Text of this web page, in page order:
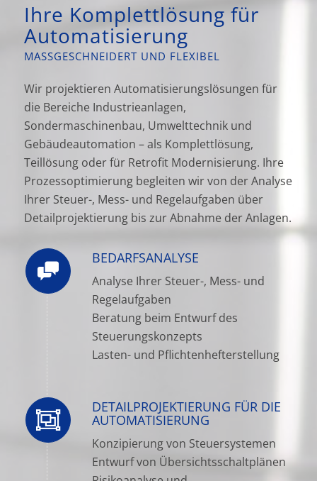
Ihre Komplettlösung für
Automatisierung
MASSGESCHNEIDERT UND FLEXIBEL
Wir projektieren Automatisierungslösungen für
die Bereiche Industrieanlagen,
Sondermaschinenbau, Umwelt­technik und
Gebäudeautomation – als Komplettlösung,
Teillösung oder für Retrofit Modernisierung. Ihre
Prozessoptimierung begleiten wir von der Analyse
Ihrer Steuer-, Mess- und Regelaufgaben über
Detailprojektierung bis zur Abnahme der Anlagen.
BEDARFSANALYSE
Analyse Ihrer Steuer-, Mess- und
Regelaufgaben
Beratung beim Entwurf des
Steuerungskonzepts
Lasten- und Pflichtenhefterstellung
DETAILPROJEKTIERUNG FÜR DIE
AUTOMATISIERUNG
Konzipierung von Steuersystemen
Entwurf von Übersichtsschaltplänen